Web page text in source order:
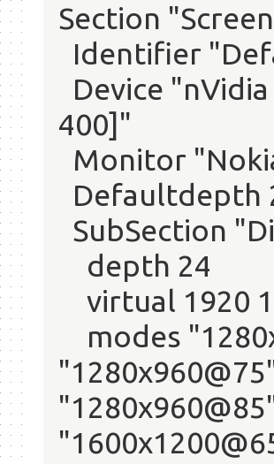
Section
Identifier
Device
400]"
Monitor
Defaultdepth
SubSection
depth 24
virtual 1920
modes